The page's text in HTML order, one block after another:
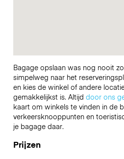
Bagage opslaan was nog nooit
simpelweg naar het
en kies de winkel of andere
gemakkelijkst is. Altijd door ons
kaart om winkels te vinden in de
verkeersknooppunten en
je bagage daar.
Prijzen